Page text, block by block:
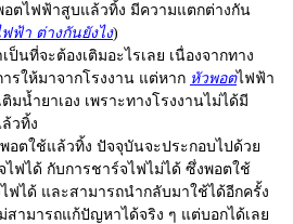
อตไฟฟ้าสูบแล้วทิ้ง มีความแตกต่างกัน
ฟ้า ต่างกันยังไง)
ป็นที่จะต้องเติมอะไรเลย เนื่องจากทาง
รให้มาจากโรงงาน แต่หาก หัวพอตไฟฟ้า
มน้ำยาเอง เพราะทางโรงงานไม่ได้มี
วทิ้ง
อตใช้แล้วทิ้ง ปัจจุบันจะประกอบไปด้วย
ฟได้ กับการชาร์จไฟไม่ได้ ซึ่งพอตใช้
ฟได้ และสามารถนำกลับมาใช้ได้อีกครั้ง
สามารถแก้ปัญหาได้จริง ๆ แต่บอกได้เลย